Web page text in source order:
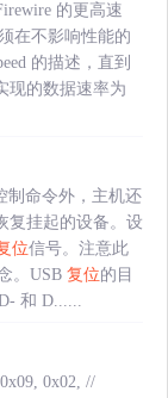
的更高速
在不影响性能的
的描述，直到
现的数据速率为
制命令外，主机还
复挂起的设备。设
位信号。注意此
。USB 复位的目
和 D......
0x02, //